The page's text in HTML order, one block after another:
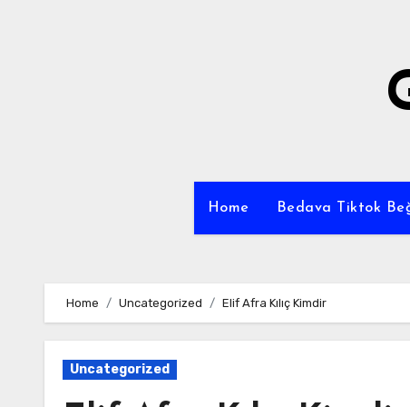
Home Bedava Tiktok
Home Uncategorized Elif Afra Kılıç Kimdir
Uncategorized